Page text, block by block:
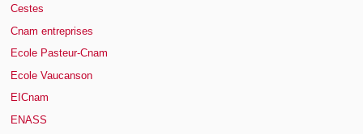
Cestes
Cnam entreprises
Ecole Pasteur-Cnam
Ecole Vaucanson
EICnam
ENASS